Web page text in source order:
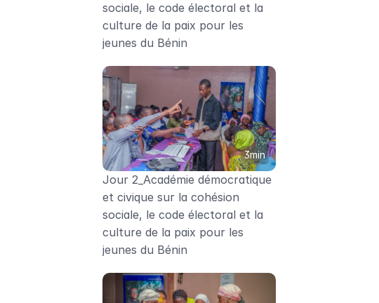
sociale, le code électoral et la
culture de la paix pour les
jeunes du Bénin
3min
Jour 2_Académie démocratique
et civique sur la cohésion
sociale, le code électoral et la
culture de la paix pour les
jeunes du Bénin